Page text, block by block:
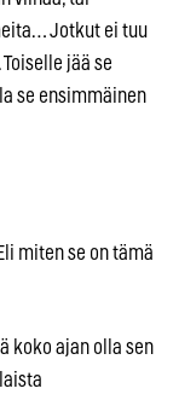
Jotkut ei tuu
jää se
se ensimmäinen
miten se on tämä
koko ajan olla sen